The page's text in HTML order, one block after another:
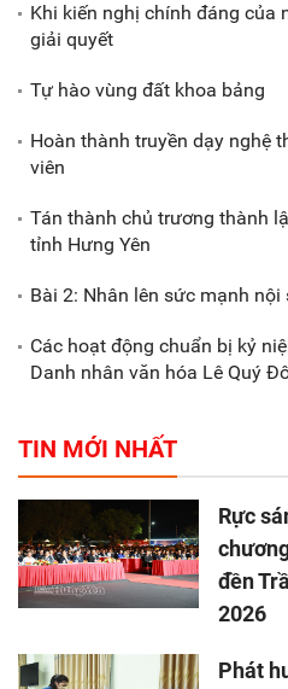
Khi kiến nghị chính đáng của
giải quyết
Tự hào vùng đất khoa bảng
Hoàn thành truyền dạy nghệ
viên
Tán thành chủ trương thành
tỉnh Hưng Yên
Bài 2: Nhân lên sức mạnh
Các hoạt động chuẩn bị kỷ
Danh nhân văn hóa Lê Quý
TIN MỚI NHẤT
Rực
đền
2026
Phát